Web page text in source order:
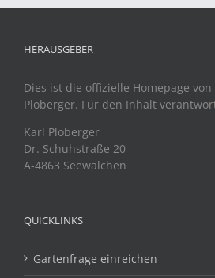
HERAUSGEBER
Dies ist die offizielle Homepage
Ploberger. Für den Inhalt
Karl Ploberger
Dr. Schuhstraße 20
A-4863 Seewalchen
QUICKLINKS
Gartenfrage einreichen